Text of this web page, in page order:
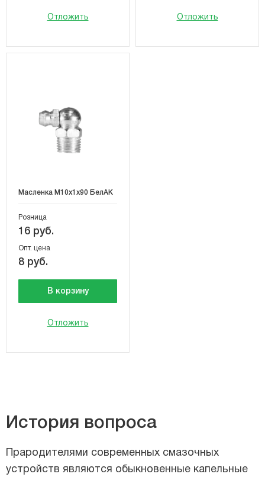
Отложить Отложить
Масленка М10х1х90 БелАК
Розница
16 руб.
Опт. цена
8 руб.
В корзину
Отложить
История вопроса
Прародителями современных смазочных
устройств являются обыкновенные капельные